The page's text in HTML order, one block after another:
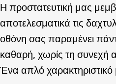
Η προστατευτική μας
αποτελεσματικά τις
οθόνη σας παραμένει
καθαρή, χωρίς τη συνεχή
Ένα απλό χαρακτηριστικό